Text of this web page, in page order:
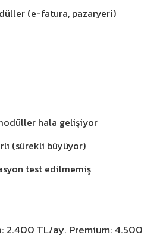
(e-fatura, pazaryeri)
hala gelişiyor
(sürekli büyüyor)
test edilmemiş
2.400 TL/ay. Premium: 4.500